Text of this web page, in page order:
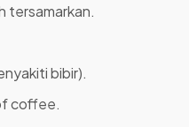
tersamarkan.
bibir).
coffee.